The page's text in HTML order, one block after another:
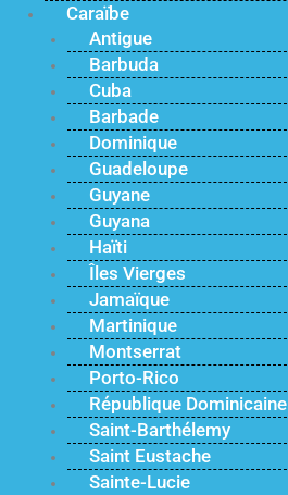
Caraïbe
Antigue
Barbuda
Cuba
Barbade
Dominique
Guadeloupe
Guyane
Guyana
Haïti
Îles Vierges
Jamaïque
Martinique
Montserrat
Porto-Rico
République Dominicaine
Saint-Barthélemy
Saint Eustache
Sainte-Lucie